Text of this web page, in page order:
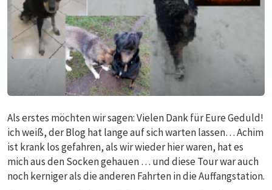
Als erstes möchten wir sagen: Vielen Dank für Eure Geduld!
ich weiß, der Blog hat lange auf sich warten lassen… Achim
ist krank los gefahren, als wir wieder hier waren, hat es
mich aus den Socken gehauen … und diese Tour war auch
noch kerniger als die anderen Fahrten in die Auffangstation.